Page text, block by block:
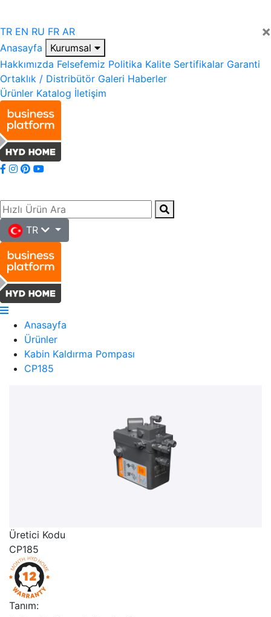
×
TR EN RU FR AR
Anasayfa
Kurumsal
Hakkımızda Felsefemiz Politika Kalite Sertifikalar Garanti
Ortaklık / Distribütör Galeri Haberler
Ürünler Katalog İletişim
TR
Anasayfa
Ürünler
Kabin Kaldırma Pompası
CP185
Üretici Kodu
CP185
Tanım: